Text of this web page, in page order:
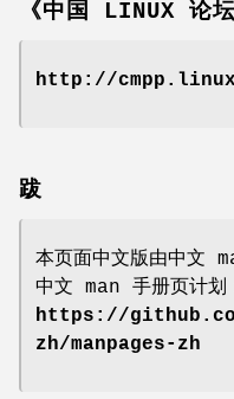
《中国 LINUX 论
http://
跋
本页面中文版由中文
中文 man 手册页计划
https://
zh/manpages-zh